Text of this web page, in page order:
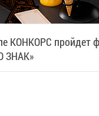
КОН­КОРС прой­дет
ЗНАК»